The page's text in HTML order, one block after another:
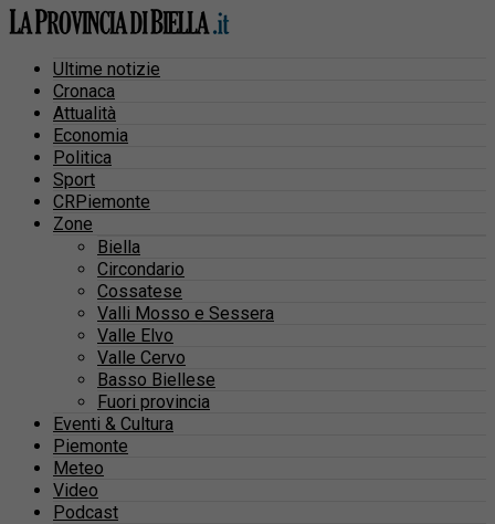
Ultime notizie
Cronaca
Attualità
Economia
Politica
Sport
CRPiemonte
Zone
Biella
Circondario
Cossatese
Valli Mosso e Sessera
Valle Elvo
Valle Cervo
Basso Biellese
Fuori provincia
Eventi & Cultura
Piemonte
Meteo
Video
Podcast